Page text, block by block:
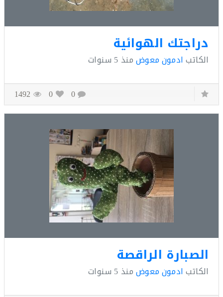
الهوائية
ادمون معوضمنذ5 سنوات
0
1492
الراقصة
ادمون معوضمنذ5 سنوات